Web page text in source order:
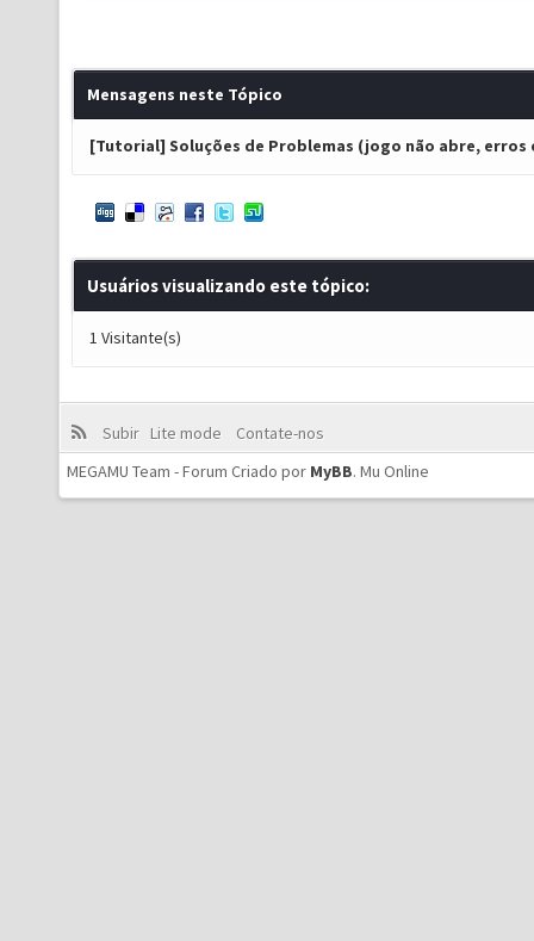
Mensagens neste Tópico
[Tutorial] Soluções de Problemas (jogo não abre, erros
Usuários visualizando este tópico:
1 Visitante(s)
Subir Lite mode
Contate-nos
MEGAMU Team - Forum Criado por MyBB. Mu Online